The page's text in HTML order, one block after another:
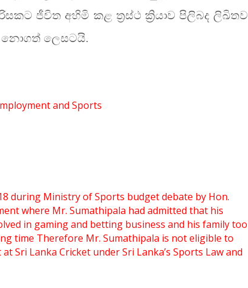
ජීවිත අහිමි කළ ත්‍රස්ථ ක්‍රියාව පිලිබද ලිඛිතව
නොගත් ලෙසටයි.
and Sports
during Ministry of Sports budget debate by Hon.
where Mr. Sumathipala had admitted that his
in gaming and betting business and his family too
time Therefore Mr. Sumathipala is not eligible to
Sri Lanka Cricket under Sri Lanka’s Sports Law and